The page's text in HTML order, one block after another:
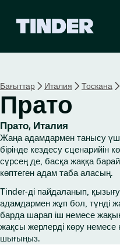
r
e
Бағыттар Италия Тоскана
Прато
Прато, Италия
Жаңа адамдармен танысу
бірінде кездесу сценарийін
сүрсең де, басқа жаққа
көптеген адам таба аласың.
Tinder-ді пайдаланып,
адамдармен жұп бол, түнді
барда шарап іш немесе
жақсы жерлерді көру немесе
шығыңыз.